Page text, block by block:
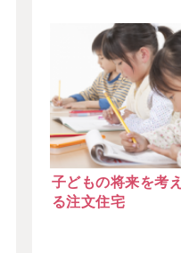
子どもの将来を考え
る注文住宅